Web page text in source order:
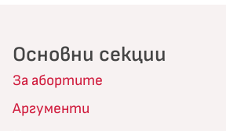
Основни секции
За абортите
Аргументи